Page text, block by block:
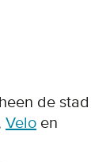
de stad
Velo en